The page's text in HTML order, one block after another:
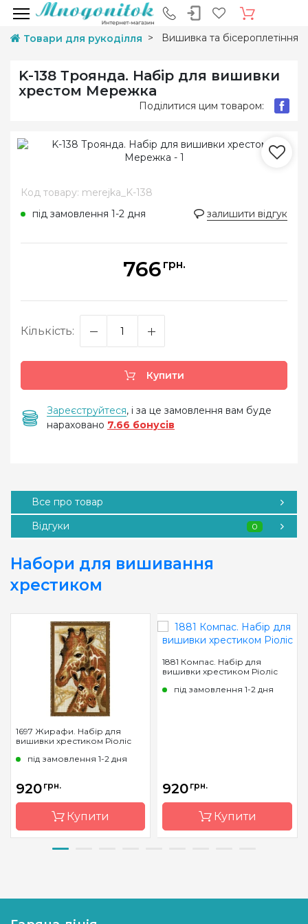
Товари для рукоділля Вишивка та бісероплетіння
K-138 Троянда. Набір для вишивки
хрестом Мережка
Поділитися цим товаром:
Код товару: merejka_K-138
під замовлення 1-2 дня
залишити відгук
766 грн.
Кількість:
Купити
Зареєструйтеся, і за це замовлення вам буде
нараховано 7.66 бонусів
Все про товар
Відгуки
0
Набори для вишивання
хрестиком
1697 Жирафи. Набір для
вишивки хрестиком Ріоліс
під замовлення 1-2 дня
920 грн.
Купити
Країна
Литва
1881 Компас. Набір для
вишивки хрестиком Ріоліс
під замовлення 1-2 дня
920 грн.
Купити
Країна
Литва